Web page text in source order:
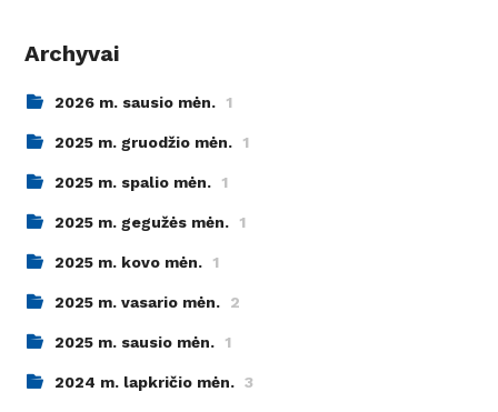
Archyvai
2026 m. sausio mėn. 1
2025 m. gruodžio mėn. 1
2025 m. spalio mėn. 1
2025 m. gegužės mėn. 1
2025 m. kovo mėn. 1
2025 m. vasario mėn. 2
2025 m. sausio mėn. 1
2024 m. lapkričio mėn. 3